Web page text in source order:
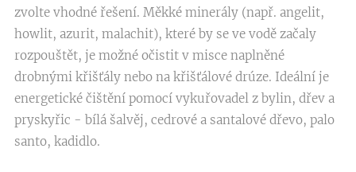
zvolte vhodné řešení. Měkké minerály (např. angelit,
howlit, azurit, malachit), které by se ve vodě začaly
rozpouštět, je možné očistit v misce naplněné
drobnými křišťály nebo na křišťálové drúze. Ideální je
energetické čištění pomocí vykuřovadel z bylin, dřev a
pryskyřic - bílá šalvěj, cedrové a santalové dřevo, palo
santo, kadidlo.